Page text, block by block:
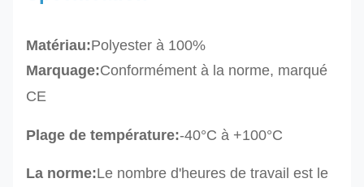
Matériau:Polyester à 100%
Marquage:Conformément à la norme, marqué
CE
Plage de température:-40°C à +100°C
La norme:Le nombre d'heures de travail est le